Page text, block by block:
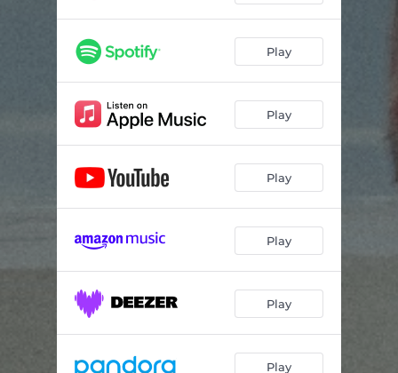
Play
Play
Play
Play
Play
Play